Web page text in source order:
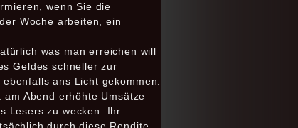
wenn Sie die
Woche arbeiten, ein
was man erreichen will
Geldes schneller zur
ans Licht gekommen.
Abend erhöhte Umsätze
Lesers zu wecken. Ihr